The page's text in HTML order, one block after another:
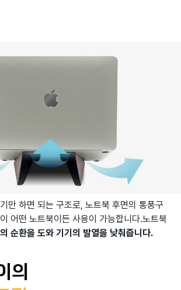
만 하면 되는 구조로, 노트북 후면의 통풍구
어떤 노트북이든 사용이 가능합니다.노트북
순환을 도와 기기의 발열을 낮춰줍니다.